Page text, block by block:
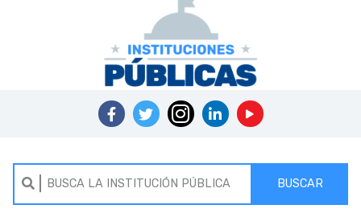
BUSCAR